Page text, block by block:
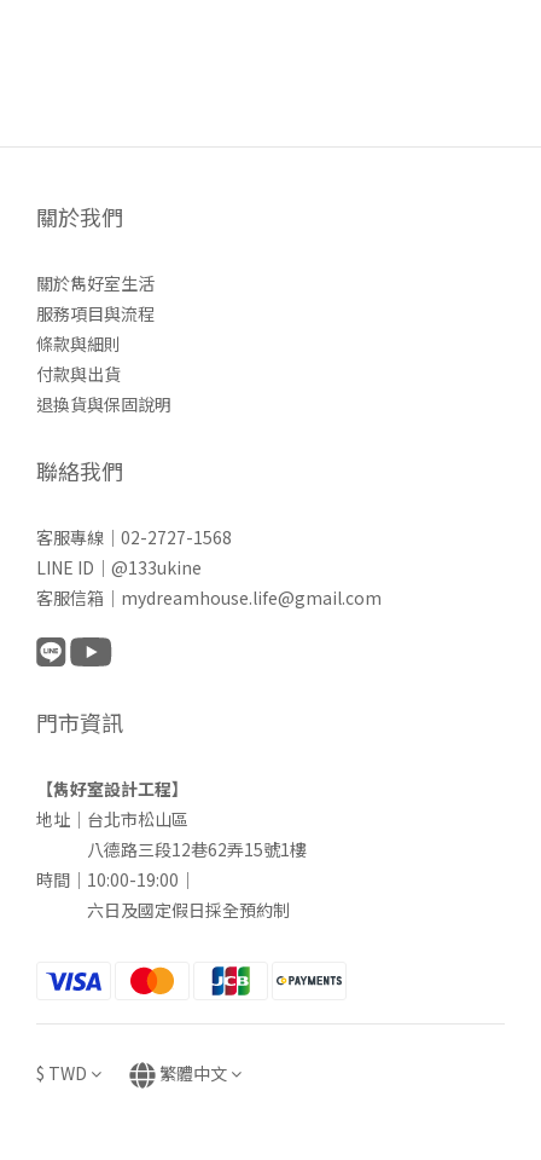
關於我們
關於雋好室生活
服務項目與流程
條款與細則
付款與出貨
退換貨與保固說明
聯絡我們
客服專線｜02-2727-1568
LINE ID｜@133ukine
客服信箱｜mydreamhouse.life@gmail.com
門市資訊
【雋好室設計工程】
地址｜台北市松山區
八德路三段12巷62弄15號1樓
時間｜10:00-19:00｜
六日及國定假日採全預約制
$ TWD 繁體中文